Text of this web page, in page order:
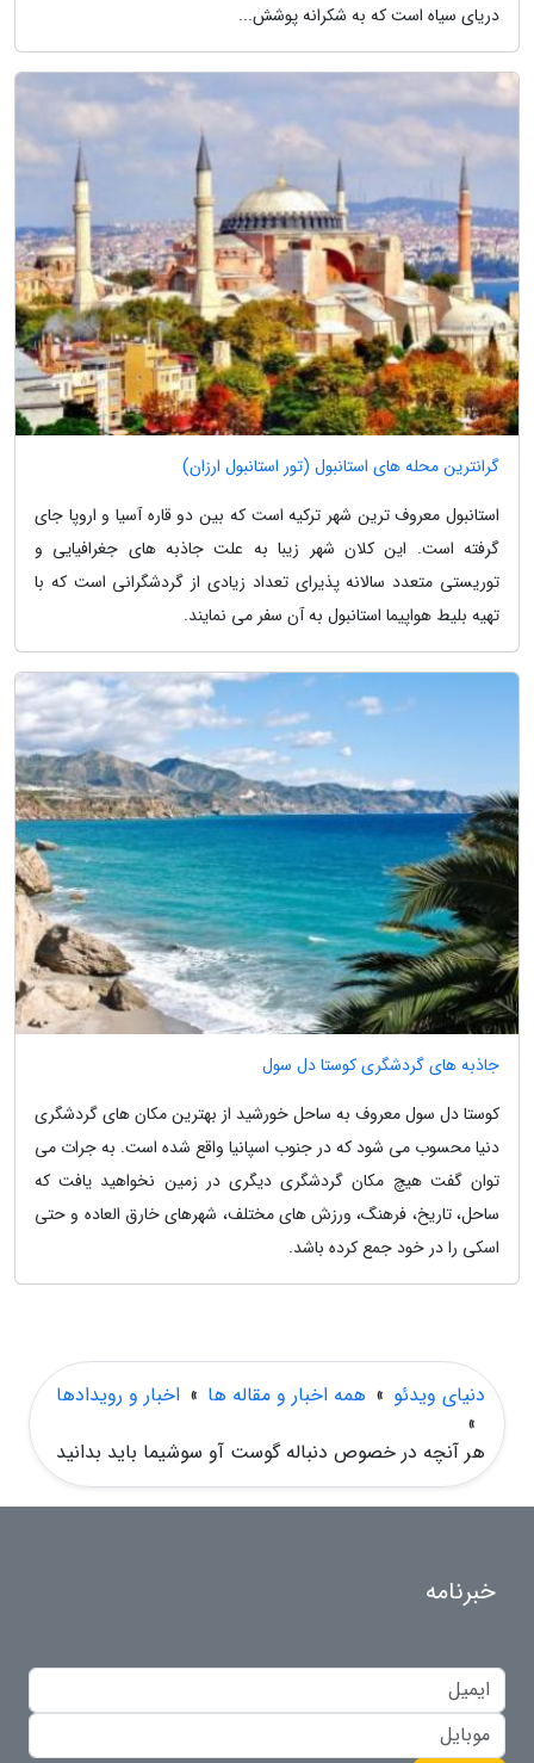
دریای سیاه است که به شکرانه پوشش...
گرانترین محله های استانبول (تور استانبول ارزان)
استانبول معروف ترین شهر ترکیه است که بین دو قاره آسیا و اروپا جای
گرفته است. این کلان شهر زیبا به علت جاذبه های جغرافیایی و
توریستی متعدد سالانه پذیرای تعداد زیادی از گردشگرانی است که با
تهیه بلیط هواپیما استانبول به آن سفر می نمایند.
جاذبه های گردشگری کوستا دل سول
کوستا دل سول معروف به ساحل خورشید از بهترین مکان های گردشگری
دنیا محسوب می شود که در جنوب اسپانیا واقع شده است. به جرات می
توان گفت هیچ مکان گردشگری دیگری در زمین نخواهید یافت که
ساحل، تاریخ، فرهنگ، ورزش های مختلف، شهرهای خارق العاده و حتی
اسکی را در خود جمع کرده باشد.
دنیای ویدئو » همه اخبار و مقاله ها » اخبار و رویدادها
»
هر آنچه در خصوص دنباله گوست آو سوشیما باید بدانید
خبرنامه